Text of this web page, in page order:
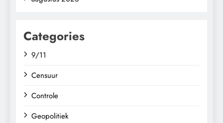
Categories
9/11
Censuur
Controle
Geopolitiek